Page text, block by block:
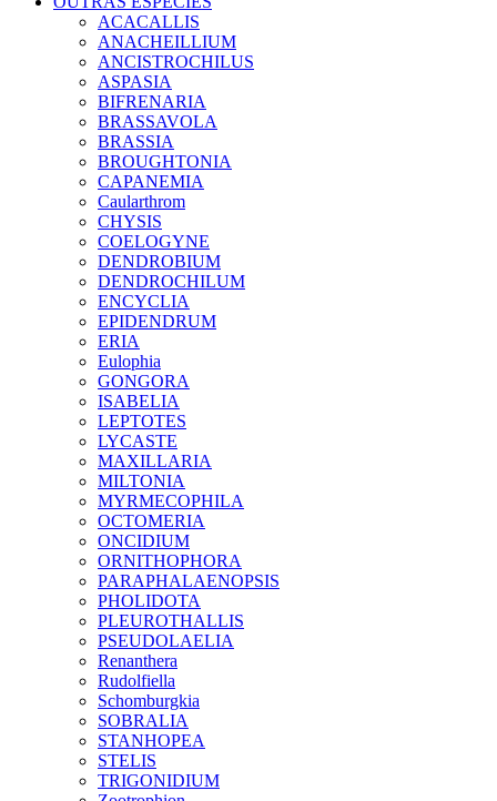
ACACALLIS
ANACHEILLIUM
ANCISTROCHILUS
ASPASIA
BIFRENARIA
BRASSAVOLA
BRASSIA
BROUGHTONIA
CAPANEMIA
Caularthrom
CHYSIS
COELOGYNE
DENDROBIUM
DENDROCHILUM
ENCYCLIA
EPIDENDRUM
ERIA
Eulophia
GONGORA
ISABELIA
LEPTOTES
LYCASTE
MAXILLARIA
MILTONIA
MYRMECOPHILA
OCTOMERIA
ONCIDIUM
ORNITHOPHORA
PARAPHALAENOPSIS
PHOLIDOTA
PLEUROTHALLIS
PSEUDOLAELIA
Renanthera
Rudolfiella
Schomburgkia
SOBRALIA
STANHOPEA
STELIS
TRIGONIDIUM